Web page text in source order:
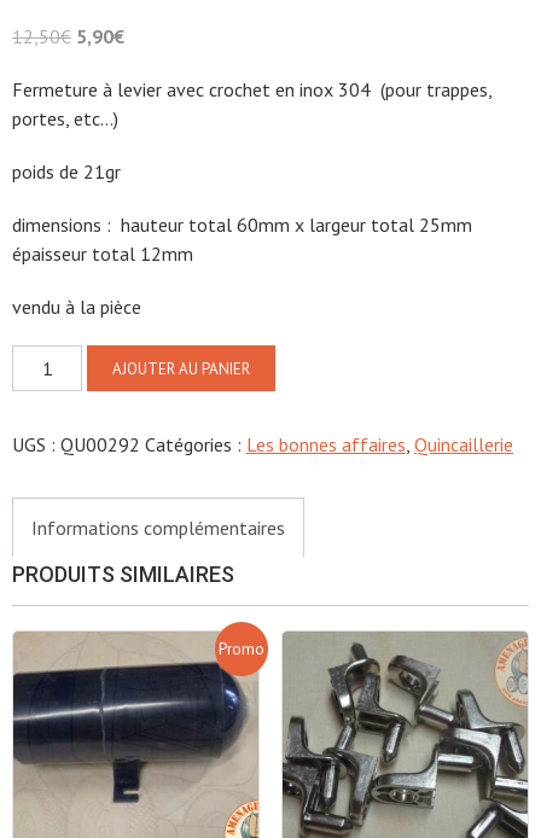
12,50€ Le
initial
était :
5,90€Le
actuel
Fermeture à levier avec crochet en inox 304 (pour trappes,
portes, etc…)
poids de 21gr
dimensions : hauteur total 60mm x largeur total 25mm
épaisseur total 12mm
vendu à la pièce
quantité
de
à
AJOUTER AU PANIER
UGS : QU00292 Catégories : Les bonnes affaires, Quincaillerie
Informations complémentaires
PRODUITS SIMILAIRES
Promo